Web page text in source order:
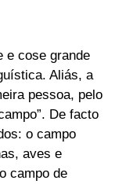
e cose grande
Aliás, a
pessoa, pelo
De facto
o campo
aves e
campo de